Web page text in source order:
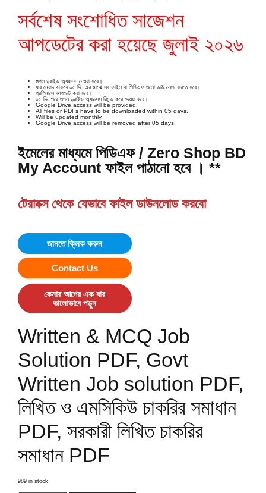
সর্বশেষ সংশোধিত সাজেশন
আপডেটের করা হয়েছে জুলাই ২০২৬
গুগল ড্রাইভ অ্যাক্সেস দেওয়া হবে।
যার মেয়াদ থাকবে ০৫ দিন এর মাঝে সব ফাইল বা পিডিএফ গুলো ডাউনলোড করতে হবে।
প্রতিমাসে আপডেট করা হবে।
০৫ দিন পরে গুগল ড্রাইভ অ্যাক্সেস রিমুভ করে দেওয়া হবে।
Google Drive access will be provided.
All files or PDFs have to be downloaded within 05 days.
Will be updated monthly.
Google Drive access will be removed after 05 days.
ইমেলের মাধ্যমে পিডিএফ / Zero Shop BD
My Account ফাইল পাঠানো হবে । **
টেরাবক্স থেকে যেভাবে ফাইল ডাউনলোড করবো
জানতে ক্লিক করুন
Contact Us
কেনার আগের এক বার
ভালোভাবে পড়ুন
Written & MCQ Job
Solution PDF, Govt
Written Job solution PDF,
লিখিত ও এমসিকিউ চাকরির সমাধান
PDF, সরকারী লিখিত চাকরির
সমাধান PDF
989 in stock